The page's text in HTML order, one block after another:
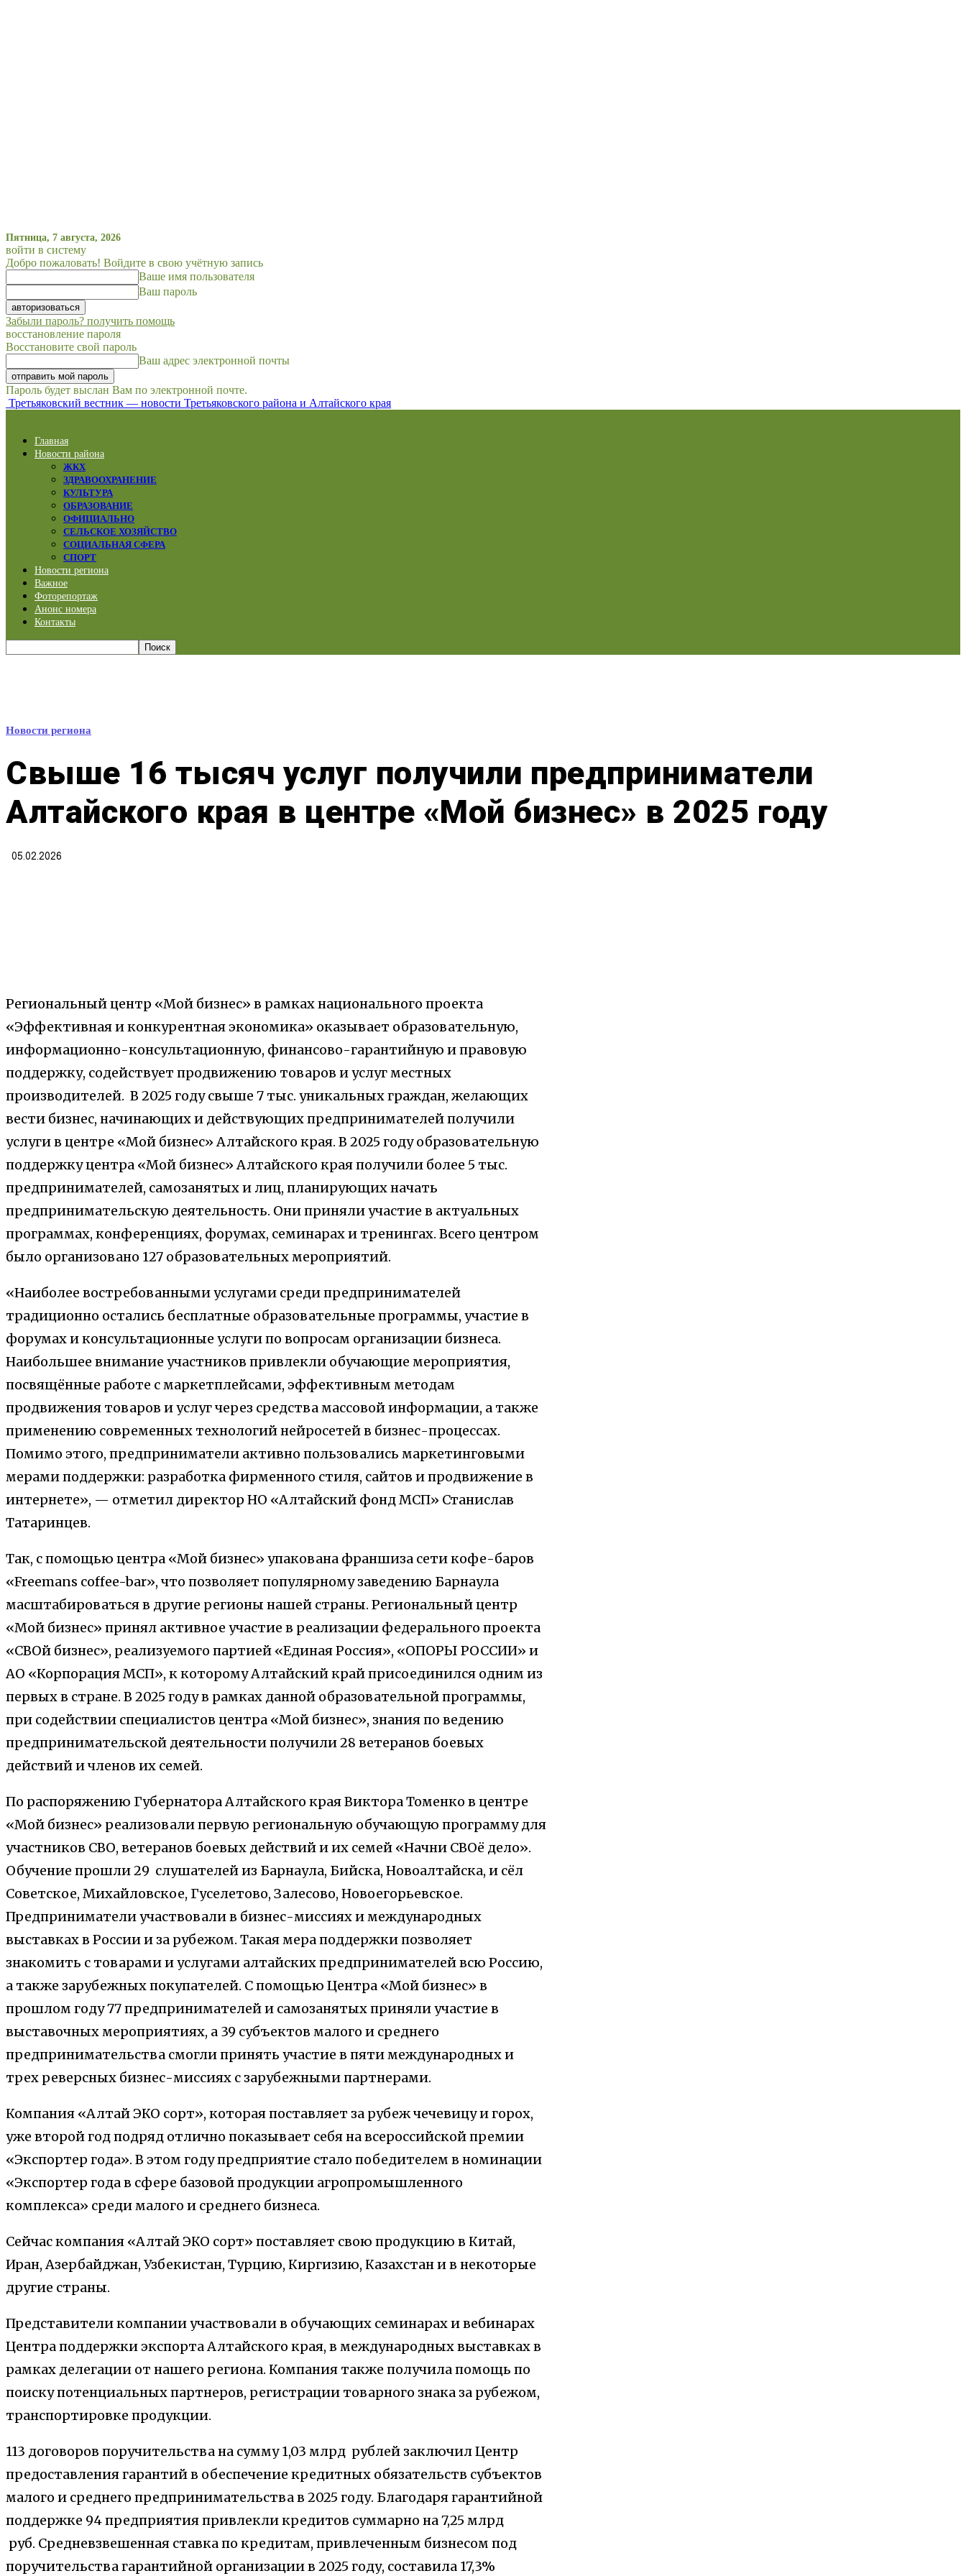
Пятница, 7 августа, 2026
войти в систему
Добро пожаловать! Войдите в свою учётную запись
Ваше имя пользователя
Ваш пароль
Забыли пароль? получить помощь
восстановление пароля
Восстановите свой пароль
Ваш адрес электронной почты
Пароль будет выслан Вам по электронной почте.
Третьяковский вестник — новости Третьяковского района и Алтайского края
Главная
Новости района
ЖКХ
ЗДРАВООХРАНЕНИЕ
КУЛЬТУРА
ОБРАЗОВАНИЕ
ОФИЦИАЛЬНО
СЕЛЬСКОЕ ХОЗЯЙСТВО
СОЦИАЛЬНАЯ СФЕРА
СПОРТ
Новости региона
Важное
Фоторепортаж
Анонс номера
Контакты
Новости региона
Свыше 16 тысяч услуг получили предприниматели
Алтайского края в центре «Мой бизнес» в 2025 году
05.02.2026
Региональный центр «Мой бизнес» в рамках национального проекта
«Эффективная и конкурентная экономика» оказывает образовательную,
информационно-консультационную, финансово-гарантийную и правовую
поддержку, содействует продвижению товаров и услуг местных
производителей. В 2025 году свыше 7 тыс. уникальных граждан, желающих
вести бизнес, начинающих и действующих предпринимателей получили
услуги в центре «Мой бизнес» Алтайского края. В 2025 году образовательную
поддержку центра «Мой бизнес» Алтайского края получили более 5 тыс.
предпринимателей, самозанятых и лиц, планирующих начать
предпринимательскую деятельность. Они приняли участие в актуальных
программах, конференциях, форумах, семинарах и тренингах. Всего центром
было организовано 127 образовательных мероприятий.
«Наиболее востребованными услугами среди предпринимателей
традиционно остались бесплатные образовательные программы, участие в
форумах и консультационные услуги по вопросам организации бизнеса.
Наибольшее внимание участников привлекли обучающие мероприятия,
посвящённые работе с маркетплейсами, эффективным методам
продвижения товаров и услуг через средства массовой информации, а также
применению современных технологий нейросетей в бизнес-процессах.
Помимо этого, предприниматели активно пользовались маркетинговыми
мерами поддержки: разработка фирменного стиля, сайтов и продвижение в
интернете», — отметил директор НО «Алтайский фонд МСП» Станислав
Татаринцев.
Так, с помощью центра «Мой бизнес» упакована франшиза сети кофе-баров
«Freemans coffee-bar», что позволяет популярному заведению Барнаула
масштабироваться в другие регионы нашей страны. Региональный центр
«Мой бизнес» принял активное участие в реализации федерального проекта
«СВОй бизнес», реализуемого партией «Единая Россия», «ОПОРЫ РОССИИ» и
АО «Корпорация МСП», к которому Алтайский край присоединился одним из
первых в стране. В 2025 году в рамках данной образовательной программы,
при содействии специалистов центра «Мой бизнес», знания по ведению
предпринимательской деятельности получили 28 ветеранов боевых
действий и членов их семей.
По распоряжению Губернатора Алтайского края Виктора Томенко в центре
«Мой бизнес» реализовали первую региональную обучающую программу для
участников СВО, ветеранов боевых действий и их семей «Начни СВОё дело».
Обучение прошли 29 слушателей из Барнаула, Бийска, Новоалтайска, и сёл
Советское, Михайловское, Гуселетово, Залесово, Новоегорьевское.
Предприниматели участвовали в бизнес-миссиях и международных
выставках в России и за рубежом. Такая мера поддержки позволяет
знакомить с товарами и услугами алтайских предпринимателей всю Россию,
а также зарубежных покупателей. С помощью Центра «Мой бизнес» в
прошлом году 77 предпринимателей и самозанятых приняли участие в
выставочных мероприятиях, а 39 субъектов малого и среднего
предпринимательства смогли принять участие в пяти международных и
трех реверсных бизнес-миссиях с зарубежными партнерами.
Компания «Алтай ЭКО сорт», которая поставляет за рубеж чечевицу и горох,
уже второй год подряд отлично показывает себя на всероссийской премии
«Экспортер года». В этом году предприятие стало победителем в номинации
«Экспортер года в сфере базовой продукции агропромышленного
комплекса» среди малого и среднего бизнеса.
Сейчас компания «Алтай ЭКО сорт» поставляет свою продукцию в Китай,
Иран, Азербайджан, Узбекистан, Турцию, Киргизию, Казахстан и в некоторые
другие страны.
Представители компании участвовали в обучающих семинарах и вебинарах
Центра поддержки экспорта Алтайского края, в международных выставках в
рамках делегации от нашего региона. Компания также получила помощь по
поиску потенциальных партнеров, регистрации товарного знака за рубежом,
транспортировке продукции.
113 договоров поручительства на сумму 1,03 млрд рублей заключил Центр
предоставления гарантий в обеспечение кредитных обязательств субъектов
малого и среднего предпринимательства в 2025 году. Благодаря гарантийной
поддержке 94 предприятия привлекли кредитов суммарно на 7,25 млрд
руб. Средневзвешенная ставка по кредитам, привлеченным бизнесом под
поручительства гарантийной организации в 2025 году, составила 17,3%